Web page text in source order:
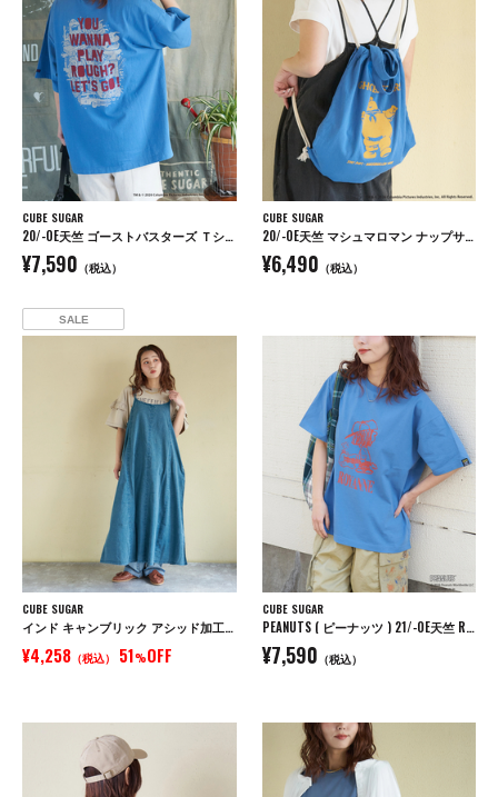
CUBE SUGAR
20/-OE天竺 ゴーストバスターズ Ｔシャツ
¥7,590 （税込）
CUBE SUGAR
20/-OE天竺 マシュマロマン ナップサック トートバッグ
¥6,490 （税込）
SALE
CUBE SUGAR
インド キャンブリック アシッド加工 キャミワンピース
¥4,258 （税込） 51%OFF
CUBE SUGAR
PEANUTS ( ピーナッツ ) 21/-OE天竺 Royanne プリント Tシャツ
¥7,590 （税込）